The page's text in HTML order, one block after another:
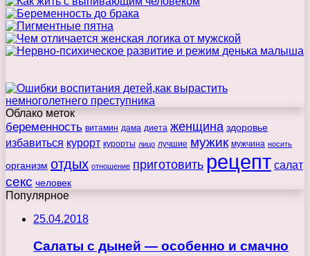
Облако меток
беременность витамин дама диета женщина здоровье
избавиться курорт курорты лицо лучшие мужик мужчина носить
организм отдых отношение приготовить рецепт салат
секс человек
Популярное
25.04.2018
Салаты с дыней — особенно и смачно